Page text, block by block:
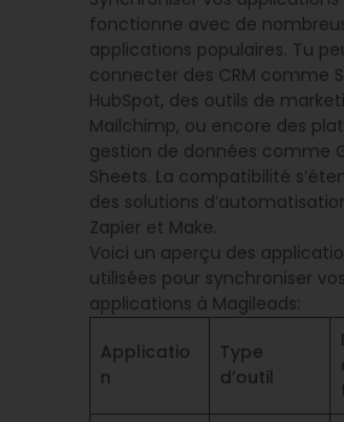
fonctionne avec de
applications populaires. Tu
connecter des CRM comme
HubSpot, des outils de
Mailchimp, ou encore des
gestion de données comme
Sheets. La compatibilité
des solutions
Zapier et Make.
Voici un aperçu des
utilisées pour synchroniser vos
applications à Magileads:
Applicatio
n
Type
d’outil